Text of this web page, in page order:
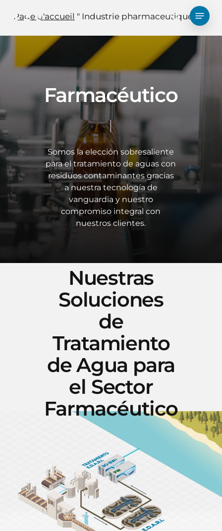
recherche
Menu
Page d'accueil " Industrie pharmaceutique
Farmacéutico
Somos la elección sobresaliente
para el tratamiento de aguas con
residuos contaminantes gracias
a nuestra tecnología de
vanguardia y nuestro
compromiso integral con
nuestros clientes.
Nuestras
Soluciones
de
Tratamiento
de Agua para
el Sector
Farmacéutico